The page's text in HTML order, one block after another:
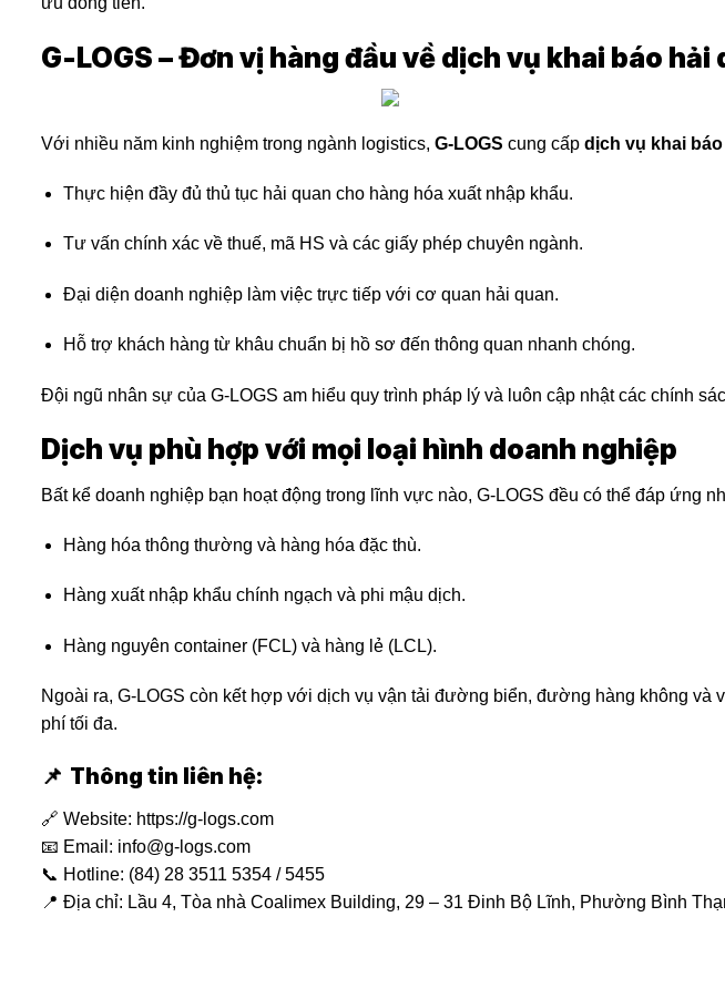
G-LOGS – Đơn vị hàng đầu về dịch vụ khai báo
Với nhiều năm kinh nghiệm trong ngành logistics, G-LOGS cung cấp dịch vụ khai
Thực hiện đầy đủ thủ tục hải quan cho hàng hóa xuất nhập khẩu.
Tư vấn chính xác về thuế, mã HS và các giấy phép chuyên ngành.
Đại diện doanh nghiệp làm việc trực tiếp với cơ quan hải quan.
Hỗ trợ khách hàng từ khâu chuẩn bị hồ sơ đến thông quan nhanh chóng.
Đội ngũ nhân sự của G-LOGS am hiểu quy trình pháp lý và luôn cập nhật các chính
Dịch vụ phù hợp với mọi loại hình doanh nghiệp
Bất kể doanh nghiệp bạn hoạt động trong lĩnh vực nào, G-LOGS đều có thể đáp ứng
Hàng hóa thông thường và hàng hóa đặc thù.
Hàng xuất nhập khẩu chính ngạch và phi mậu dịch.
Hàng nguyên container (FCL) và hàng lẻ (LCL).
Ngoài ra, G-LOGS còn kết hợp với dịch vụ vận tải đường biển, đường hàng không
phí tối đa.
📌 Thông tin liên hệ:
🔗 Website: https://g-logs.com
📧 Email: info@g-logs.com
📞 Hotline: (84) 28 3511 5354 / 5455
📍 Địa chỉ: Lầu 4, Tòa nhà Coalimex Building, 29 – 31 Đinh Bộ Lĩnh, Phường Bình